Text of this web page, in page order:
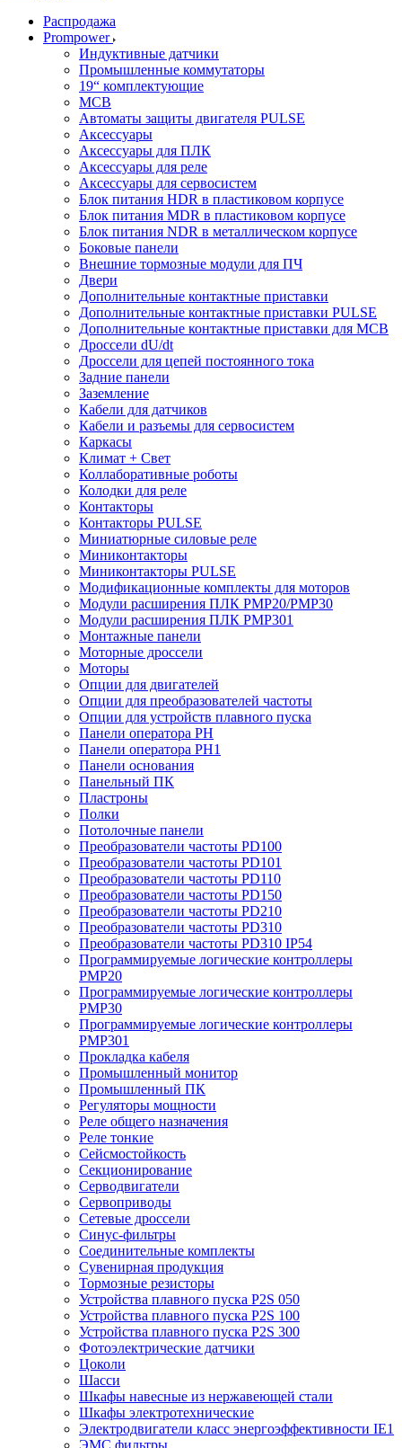
Распродажа
Prompower
Индуктивные датчики
Промышленные коммутаторы
19“ комплектующие
MCB
Автоматы защиты двигателя PULSE
Аксессуары
Аксессуары для ПЛК
Аксессуары для реле
Аксессуары для сервосистем
Блок питания HDR в пластиковом корпусе
Блок питания MDR в пластиковом корпусе
Блок питания NDR в металлическом корпусе
Боковые панели
Внешние тормозные модули для ПЧ
Двери
Дополнительные контактные приставки
Дополнительные контактные приставки PULSE
Дополнительные контактные приставки для MCB
Дроссели dU/dt
Дроссели для цепей постоянного тока
Задние панели
Заземление
Кабели для датчиков
Кабели и разъемы для сервосистем
Каркасы
Климат + Свет
Коллаборативные роботы
Колодки для реле
Контакторы
Контакторы PULSE
Миниатюрные силовые реле
Миниконтакторы
Миниконтакторы PULSE
Модификационные комплекты для моторов
Модули расширения ПЛК PMP20/PMP30
Модули расширения ПЛК PMP301
Монтажные панели
Моторные дроссели
Моторы
Опции для двигателей
Опции для преобразователей частоты
Опции для устройств плавного пуска
Панели оператора PH
Панели оператора PH1
Панели основания
Панельный ПК
Пластроны
Полки
Потолочные панели
Преобразователи частоты PD100
Преобразователи частоты PD101
Преобразователи частоты PD110
Преобразователи частоты PD150
Преобразователи частоты PD210
Преобразователи частоты PD310
Преобразователи частоты PD310 IP54
Программируемые логические контроллеры
PMP20
Программируемые логические контроллеры
PMP30
Программируемые логические контроллеры
PMP301
Прокладка кабеля
Промышленный монитор
Промышленный ПК
Регуляторы мощности
Реле общего назначения
Реле тонкие
Сейсмостойкость
Секционирование
Серводвигатели
Сервоприводы
Сетевые дроссели
Синус-фильтры
Соединительные комплекты
Сувенирная продукция
Тормозные резисторы
Устройства плавного пуска P2S 050
Устройства плавного пуска P2S 100
Устройства плавного пуска P2S 300
Фотоэлектрические датчики
Цоколи
Шасси
Шкафы навесные из нержавеющей стали
Шкафы электротехнические
Электродвигатели класс энергоэффективности IE1
ЭМС фильтры